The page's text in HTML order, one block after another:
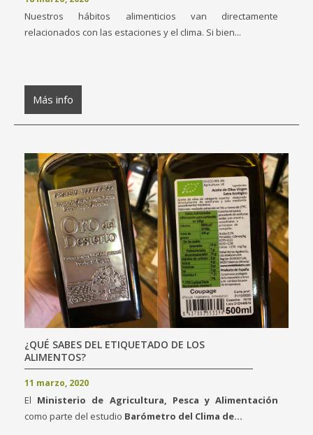
Nuestros hábitos alimenticios van directamente
relacionados con las estaciones y el clima. Si bien...
Más info
¿QUÉ SABES DEL ETIQUETADO DE LOS
ALIMENTOS?
11 marzo, 2020
El Ministerio de Agricultura, Pesca y Alimentación
como parte del estudio Barómetro del Clima de...